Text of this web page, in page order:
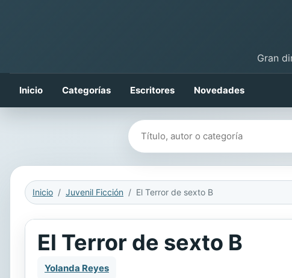
Gran
Inicio Categorías Escritores Novedades
Buscar libros
Inicio Juvenil Ficción El Terror de sexto B
El Terror de sexto B
Yolanda Reyes